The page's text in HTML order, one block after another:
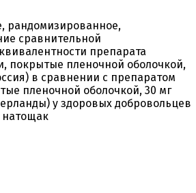
рандомизированное,
сравнительной
препарата
покрытые пленочной оболочкой,
в сравнении с препаратом
пленочной оболочкой, 30 мг
у здоровых добровольцев
натощак